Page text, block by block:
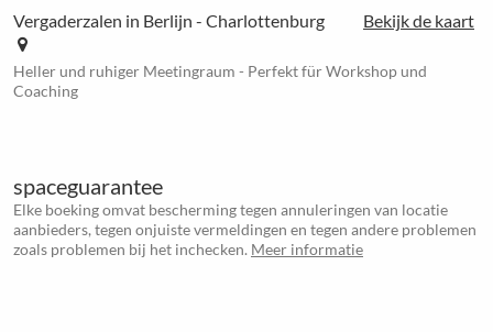
Vergaderzalen in Berlijn - Charlottenburg Bekijk de kaart
Heller und ruhiger Meetingraum - Perfekt für Workshop und
Coaching
spaceguarantee
Elke boeking omvat bescherming tegen annuleringen van locatie
aanbieders, tegen onjuiste vermeldingen en tegen andere problemen
zoals problemen bij het inchecken. Meer informatie